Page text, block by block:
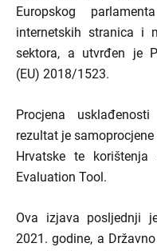
Europskog
internetskih stranica i
sektora, a utvrđen je
(EU) 2018/1523.
Procjena
rezultat je
Hrvatske te korištenja
Evaluation Tool.
Ova izjava posljednji
2021. godine, a